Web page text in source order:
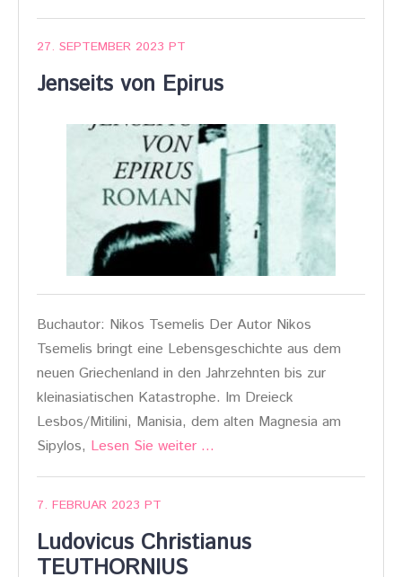
27. SEPTEMBER 2023 PT
Jenseits von Epirus
Buchautor: Nikos Tsemelis Der Autor Nikos
Tsemelis bringt eine Lebensgeschichte aus dem
neuen Griechenland in den Jahrzehnten bis zur
kleinasiatischen Katastrophe. Im Dreieck
Lesbos/Mitilini, Manisia, dem alten Magnesia am
Sipylos, Lesen Sie weiter …
7. FEBRUAR 2023 PT
Ludovicus Christianus
TEUTHORNIUS